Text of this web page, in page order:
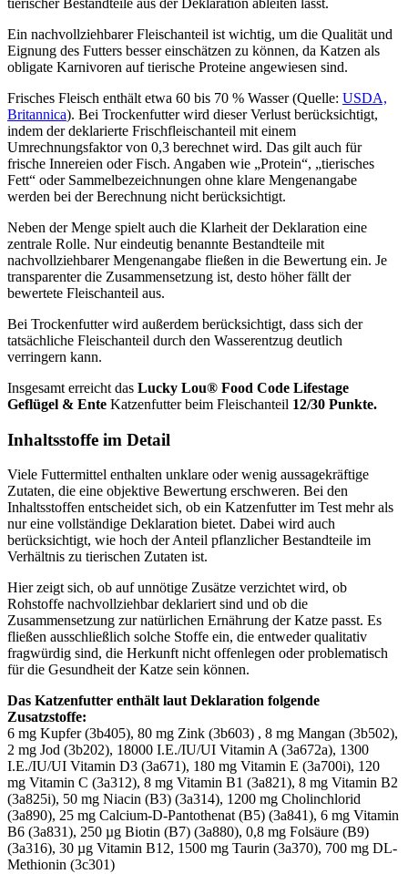
tierischer Bestandteile aus der Deklaration ableiten lässt.
Ein nachvollziehbarer Fleischanteil ist wichtig, um die Qualität und
Eignung des Futters besser einschätzen zu können, da Katzen als
obligate Karnivoren auf tierische Proteine angewiesen sind.
Frisches Fleisch enthält etwa 60 bis 70 % Wasser (Quelle: USDA,
Britannica). Bei Trockenfutter wird dieser Verlust berücksichtigt,
indem der deklarierte Frischfleischanteil mit einem
Umrechnungsfaktor von 0,3 berechnet wird. Das gilt auch für
frische Innereien oder Fisch. Angaben wie „Protein“, „tierisches
Fett“ oder Sammelbezeichnungen ohne klare Mengenangabe
werden bei der Berechnung nicht berücksichtigt.
Neben der Menge spielt auch die Klarheit der Deklaration eine
zentrale Rolle. Nur eindeutig benannte Bestandteile mit
nachvollziehbarer Mengenangabe fließen in die Bewertung ein. Je
transparenter die Zusammensetzung ist, desto höher fällt der
bewertete Fleischanteil aus.
Bei Trockenfutter wird außerdem berücksichtigt, dass sich der
tatsächliche Fleischanteil durch den Wasserentzug deutlich
verringern kann.
Insgesamt erreicht das Lucky Lou® Food Code Lifestage
Geflügel & Ente Katzenfutterbeim Fleischanteil 12/30 Punkte.
Inhaltsstoffe im Detail
Viele Futtermittel enthalten unklare oder wenig aussagekräftige
Zutaten, die eine objektive Bewertung erschweren. Bei den
Inhaltsstoffen entscheidet sich, ob ein Katzenfutter im Test mehr als
nur eine vollständige Deklaration bietet. Dabei wird auch
berücksichtigt, wie hoch der Anteil pflanzlicher Bestandteile im
Verhältnis zu tierischen Zutaten ist.
Hier zeigt sich, ob auf unnötige Zusätze verzichtet wird, ob
Rohstoffe nachvollziehbar deklariert sind und ob die
Zusammensetzung zur natürlichen Ernährung der Katze passt. Es
fließen ausschließlich solche Stoffe ein, die entweder qualitativ
fragwürdig sind, die Herkunft nicht offenlegen oder problematisch
für die Gesundheit der Katze sein können.
Das Katzenfutter enthält laut Deklaration folgende
Zusatzstoffe:
6 mg Kupfer (3b405), 80 mg Zink (3b603) , 8 mg Mangan (3b502),
2 mg Jod (3b202), 18000 I.E./IU/UI Vitamin A (3a672a), 1300
I.E./IU/UI Vitamin D3 (3a671), 180 mg Vitamin E (3a700i), 120
mg Vitamin C (3a312), 8 mg Vitamin B1 (3a821), 8 mg Vitamin B2
(3a825i), 50 mg Niacin (B3) (3a314), 1200 mg Cholinchlorid
(3a890), 25 mg Calcium-D-Pantothenat (B5) (3a841), 6 mg Vitamin
B6 (3a831), 250 µg Biotin (B7) (3a880), 0,8 mg Folsäure (B9)
(3a316), 30 µg Vitamin B12, 1500 mg Taurin (3a370), 700 mg DL-
Methionin (3c301)